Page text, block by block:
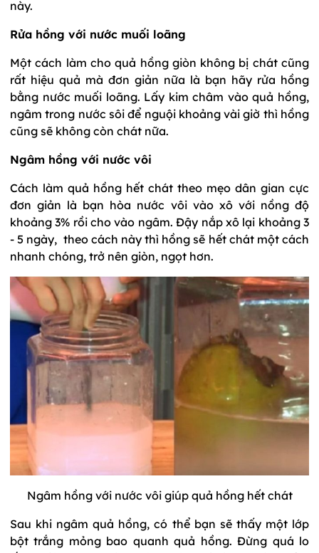
này.
Rửa hồng với nước muối loãng
Một cách làm cho quả hồng giòn không bị chát cũng
rất hiệu quả mà đơn giản nữa là bạn hãy rửa hồng
bằng nước muối loãng. Lấy kim châm vào quả hồng,
ngâm trong nước sôi để nguội khoảng vài giờ thì hồng
cũng sẽ không còn chát nữa.
Ngâm hồng với nước vôi
Cách làm quả hồng hết chát theo mẹo dân gian cực
đơn giản là bạn hòa nước vôi vào xô với nồng độ
khoảng 3% rồi cho vào ngâm. Đậy nắp xô lại khoảng 3
- 5 ngày, theo cách này thì hồng sẽ hết chát một cách
nhanh chóng, trở nên giòn, ngọt hơn.
Ngâm hồng với nước vôi giúp quả hồng hết chát
Sau khi ngâm quả hồng, có thể bạn sẽ thấy một lớp
bột trắng mỏng bao quanh quả hồng. Đừng quá lo